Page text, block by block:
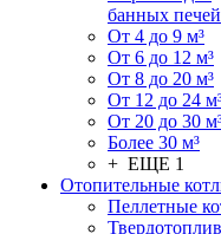
банных печей
От 4 до 9 м³
От 6 до 12 м³
От 8 до 20 м³
От 12 до 24
От 20 до 30
Более 30 м³
+ ЕЩЕ 1
Отопительные
Пеллетные